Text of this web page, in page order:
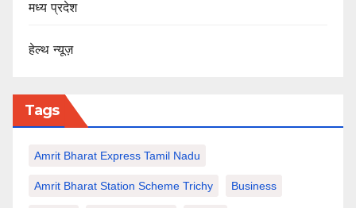
मध्य प्रदेश
हेल्थ न्यूज़
Tags
Amrit Bharat Express Tamil Nadu
Amrit Bharat Station Scheme Trichy Business